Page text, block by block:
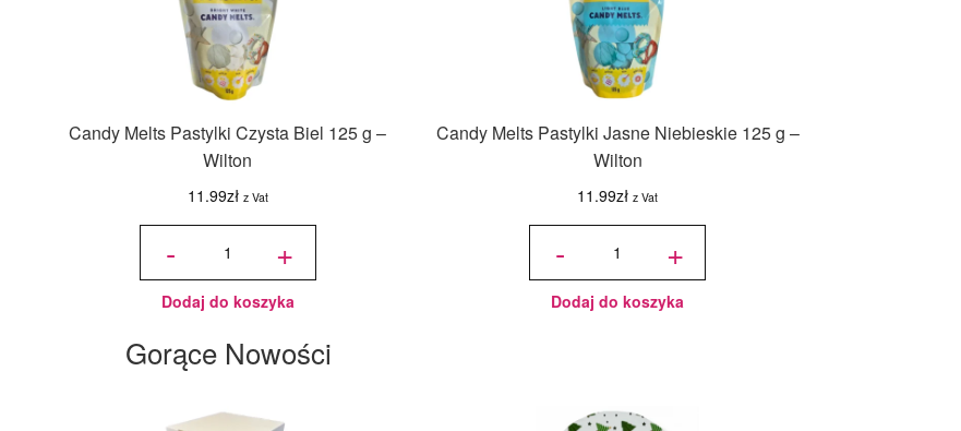
Candy Melts Pastylki Czysta Biel 125 g –
Wilton
11.99zł z Vat
-
ilość
Pastylki
Czysta
125 g -
Wilton
+
Dodaj do koszyka
Candy Melts Pastylki Jasne Niebieskie 125 g –
Wilton
11.99zł z Vat
-
ilość
Pastylki
Jasne
125 g -
Wilton
+
Dodaj do koszyka
Gorące Nowości